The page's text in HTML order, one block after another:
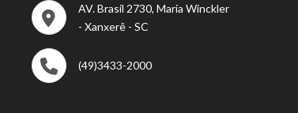
AV. Brasil 2730, Maria Winckler
- Xanxerê - SC
(49)3433-2000